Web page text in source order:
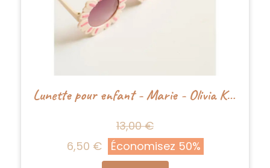
Lunette pour enfant - Marie - Olivia Kids
13,00 €
6,50 €
Économisez 50%